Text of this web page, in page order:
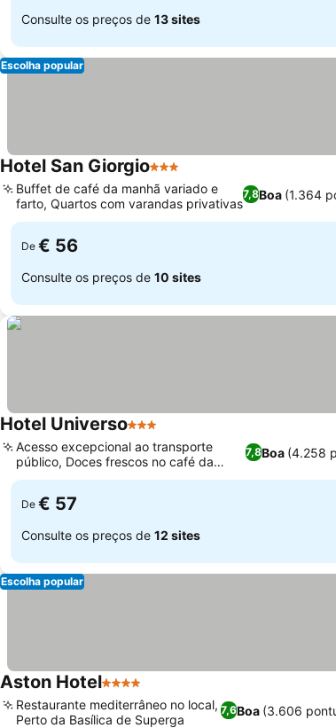
Consulte os preços de 13 sites
Escolha popular
Hotel San Giorgio3 Estrelas
7,8Boa (1.364
Buffet de café da manhã variado e
farto, Quartos com varandas privativas
De € 56
Consulte os preços de 10 sites
Hotel Universo3 Estrelas
7,8Boa (4.258
Acesso excepcional ao transporte
público, Doces frescos no café da
manhã
De € 57
Consulte os preços de 12 sites
Escolha popular
Aston Hotel4 Estrelas
7,6Boa (3.606
Restaurante mediterrâneo no local,
Perto da Basílica de Superga